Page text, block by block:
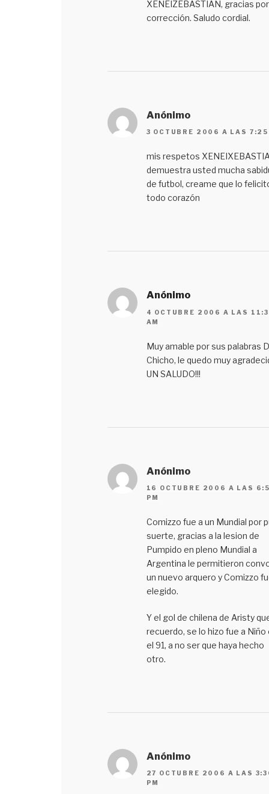
XENEIZEBASTIAN, gracias
corrección. Saludo cordial.
Anónimo
3 OCTUBRE 2006 A LAS
mis respetos
demuestra usted mucha
de futbol, creame que lo
todo corazón
Anónimo
4 OCTUBRE 2006 A LAS
AM
Muy amable por sus palabras
Chicho, le quedo muy
UN SALUDO!!!
Anónimo
16 OCTUBRE 2006 A LAS
PM
Comizzo fue a un Mundial por
suerte, gracias a la lesion de
Pumpido en pleno Mundial a
Argentina le permitieron
un nuevo arquero y Comizzo
elegido.
Y el gol de chilena de Aristy
recuerdo, se lo hizo fue a Niño
el 91, a no ser que haya hecho
otro.
Anónimo
27 OCTUBRE 2006 A LAS
PM